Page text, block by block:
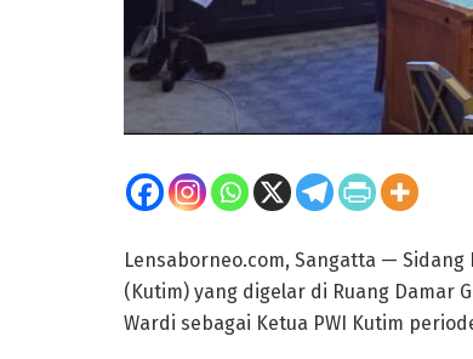
Lensaborneo.com, Sangatta —
(Kutim) yang digelar di Ruang Damar
Wardi sebagai Ketua PWI Kutim